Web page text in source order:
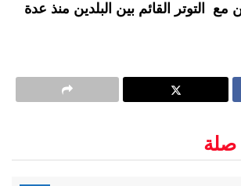
مع التوتر القائم بين البلدين منذ عدة